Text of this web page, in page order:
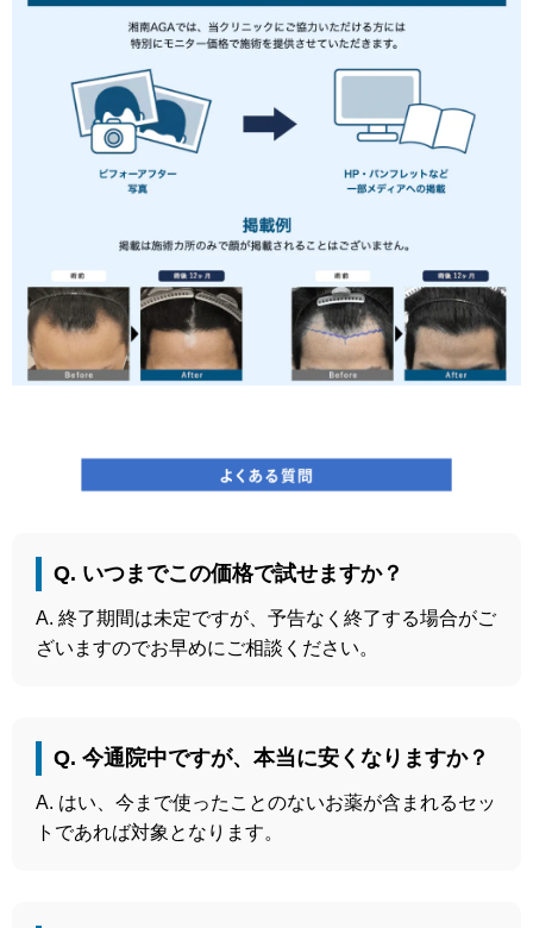
Q. いつまでこの価格で試せますか？
A. 終了期間は未定ですが、予告なく終了する場合がご
ざいますのでお早めにご相談ください。
Q. 今通院中ですが、本当に安くなりますか？
A. はい、今まで使ったことのないお薬が含まれるセッ
トであれば対象となります。